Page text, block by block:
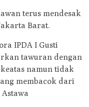
terus mendesak
Barat.
IPDA I Gusti
tawuran dengan
namun tidak
membacok dari